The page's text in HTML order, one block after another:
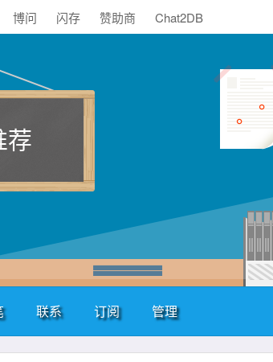
博问 闪存 赞助商 Chat2DB
荐
联系 订阅 管理